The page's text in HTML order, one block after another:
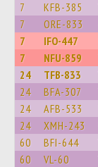
7 KFB-385
7 ORE-833
7 IFO-447
7 NFU-859
24 TFB-833
24 BFA-307
24 AFB-533
24 XMH-243
60 BFI-644
60 VL-60